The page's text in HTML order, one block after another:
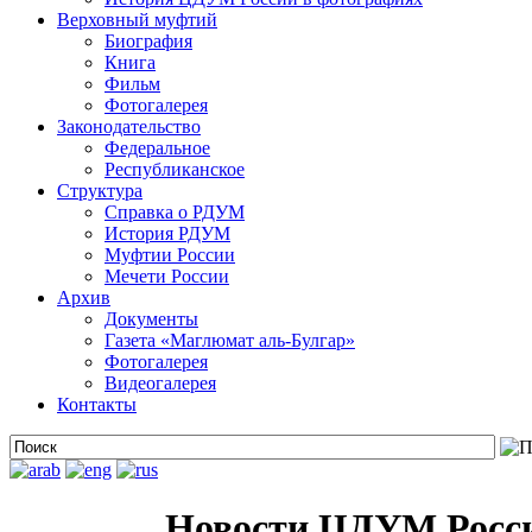
Верховный муфтий
Биография
Книга
Фильм
Фотогалерея
Законодательство
Федеральное
Республиканское
Структура
Справка о РДУМ
История РДУМ
Муфтии России
Мечети России
Архив
Документы
Газета «Маглюмат аль-Булгар»
Фотогалерея
Видеогалерея
Контакты